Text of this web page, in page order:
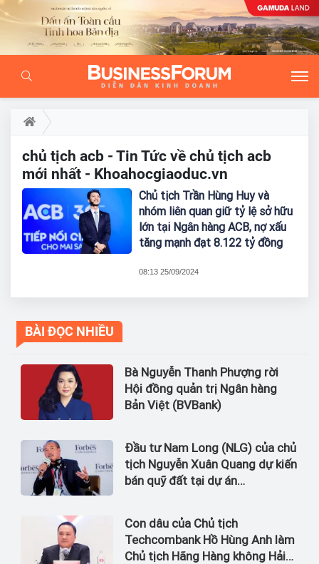
chủ tịch acb - Tin Tức về chủ tịch acb
mới nhất - Khoahocgiaoduc.vn
Chủ tịch Trần Hùng Huy và
nhóm liên quan giữ tỷ lệ sở hữu
lớn tại Ngân hàng ACB, nợ xấu
tăng mạnh đạt 8.122 tỷ đồng
08:13 25/09/2024
BÀI ĐỌC NHIỀU
Bà Nguyễn Thanh Phượng rời
Hội đồng quản trị Ngân hàng
Bản Việt (BVBank)
Đầu tư Nam Long (NLG) của chủ
tịch Nguyễn Xuân Quang dự kiến
bán quỹ đất tại dự án
Con dâu của Chủ tịch
Techcombank Hồ Hùng Anh làm
Chủ tịch Hãng Hàng không Hải